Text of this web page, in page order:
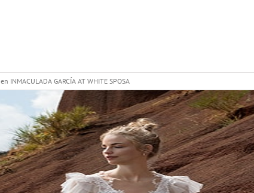
en INMACULADA GARCÍA AT WHITE SPOSA